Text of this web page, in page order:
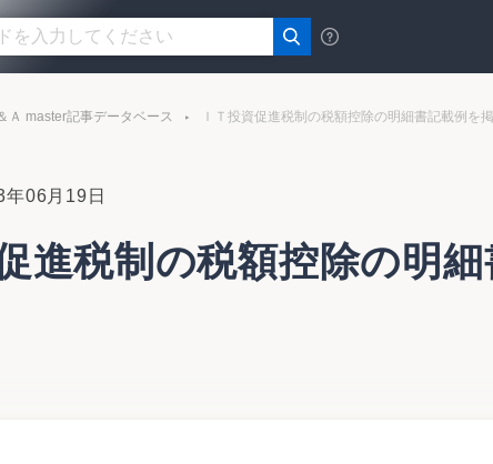
Ａ master記事データベース ＩＴ投資促進税制の税額控除の明細書記載例を掲
年06月19日
進税制の税額控除の明